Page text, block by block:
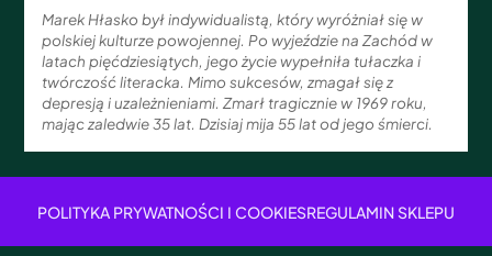
Marek Hłasko był indywidualistą, który wyróżniał się w
polskiej kulturze powojennej. Po wyjeździe na Zachód w
latach pięćdziesiątych, jego życie wypełniła tułaczka i
twórczość literacka. Mimo sukcesów, zmagał się z
depresją i uzależnieniami. Zmarł tragicznie w 1969 roku,
mając zaledwie 35 lat. Dzisiaj mija 55 lat od jego śmierci.
POLITYKA PRYWATNOŚCI I COOKIESREGULAMIN SKLEPU